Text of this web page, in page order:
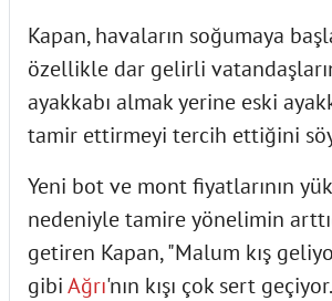
Kapan, havaların soğumaya
özellikle dar gelirli
ayakkabı almak yerine eski
tamir ettirmeyi tercih ettiğini
Yeni bot ve mont fiyatlarının
nedeniyle tamire yönelimin
getiren Kapan, "Malum kış
gibiAğrı'nın kışı çok sert